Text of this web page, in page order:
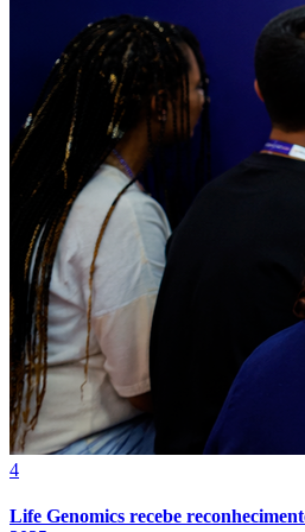
Grêmio
4
Life Genomics recebe